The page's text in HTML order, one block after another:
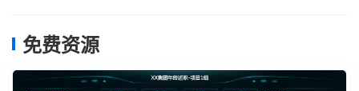
免费资源